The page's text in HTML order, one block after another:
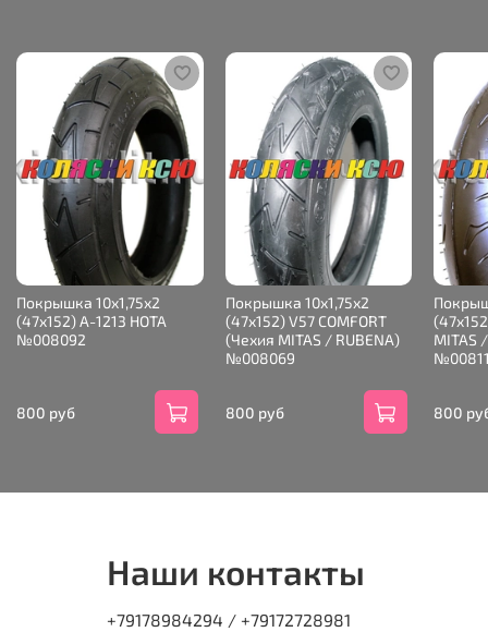
Покрышка 10х1,75х2
(47x152) A-1213 HOTA
№008092
800 руб
Покрышка 10х1,75х2
(47x152) V57 COMFORT
(Чехия МITAS / RUBENA)
№008069
800 руб
МITAS
800
Наши контакты
+79178984294 / +79172728981